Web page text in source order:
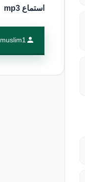
استماع mp3
muslim1